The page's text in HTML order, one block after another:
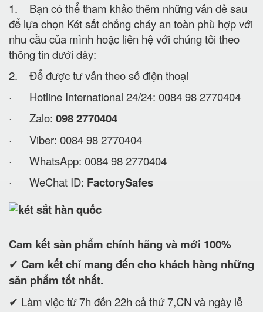
1. Bạn có thể tham khảo thêm những vấn đề sau
để lựa chọn Két sắt chống cháy an toàn phù hợp với
nhu cầu của mình hoặc liên hệ với chúng tôi theo
thông tin dưới đây:
2. Để được tư vấn theo số điện thoại
· Hotline International 24/24: 0084 98 2770404
· Zalo: 098 2770404
· Viber: 0084 98 2770404
· WhatsApp: 0084 98 2770404
· WeChat ID: FactorySafes
Cam kếtsản phẩm chính hãng và mới 100%
✔ Cam kếtchỉ mang đến cho khách hàng những
sản phẩm tốt nhất.
✔ Làm việc từ 7h đến 22h cả thứ 7,CN và ngày lễ